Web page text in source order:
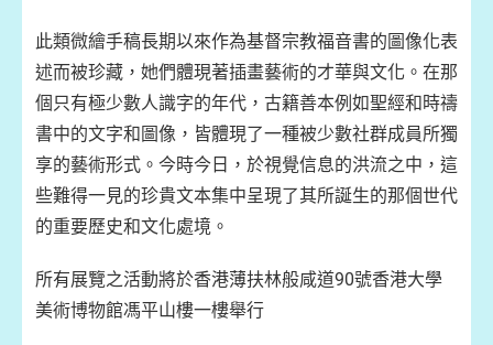
此類微繪手稿長期以來作為基督宗教福音書的圖像化表
述而被珍藏，她們體現著插畫藝術的才華與文化。在那
個只有極少數人識字的年代，古籍善本例如聖經和時禱
書中的文字和圖像，皆體現了一種被少數社群成員所獨
享的藝術形式。今時今日，於視覺信息的洪流之中，這
些難得一見的珍貴文本集中呈現了其所誕生的那個世代
的重要歷史和文化處境。
所有展覽之活動將於香港薄扶林般咸道90號香港大學
美術博物館馮平山樓一樓舉行